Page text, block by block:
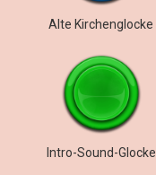
Alte Kirchenglocke
Intro-Sound-Glocke